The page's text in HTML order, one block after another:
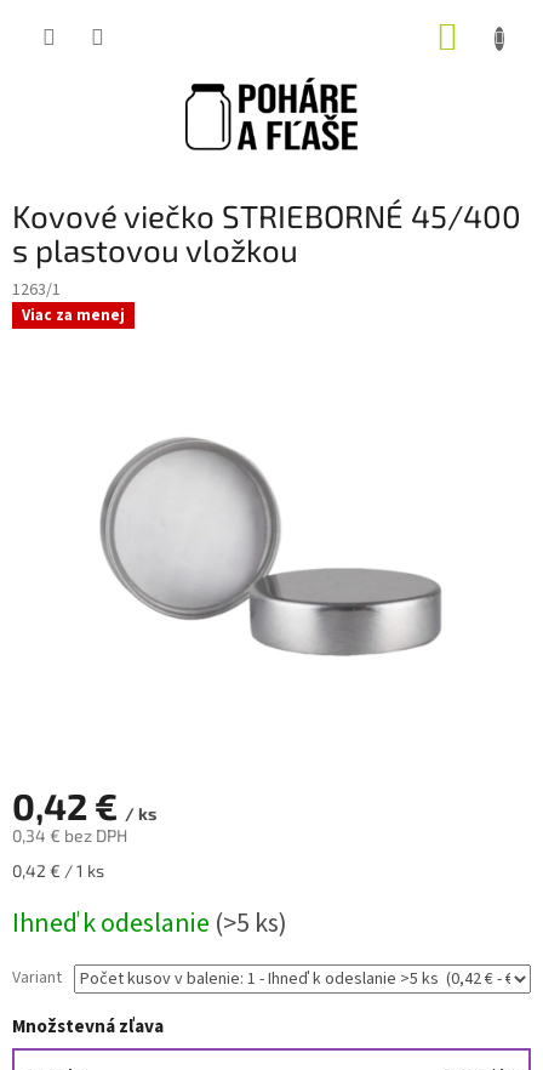
Kovové viečko STRIEBORNÉ 45/400
s plastovou vložkou
1263/1
Viac za menej
0,42 € / ks
0,34 € bez DPH
Jednotková
0,42 € / 1 ks
Ihneď k odeslanie (>5 ks)
Variant
Množstevná zľava